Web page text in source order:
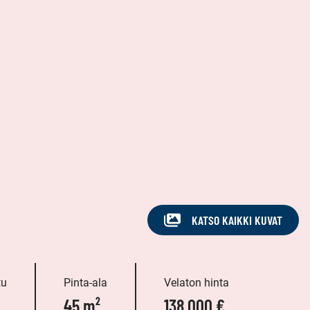
KATSO KAIKKI KUVAT
Pinta-ala
45 m²
Velaton hinta
138 000 €